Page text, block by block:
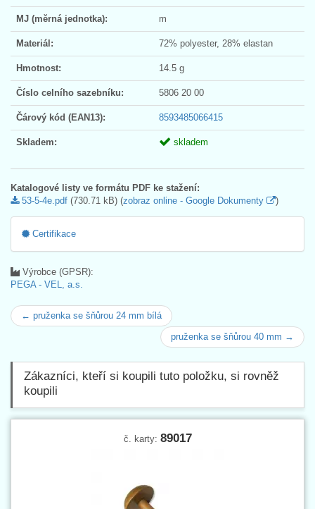
MJ (měrná jednotka): m
Materiál: 72% polyester, 28% elastan
Hmotnost: 14.5 g
Číslo celního sazebníku: 5806 20 00
Čárový kód (EAN13): 8593485066415
Skladem: skladem
Katalogové listy ve formátu PDF ke stažení:
53-5-4e.pdf (730.71 kB) (zobraz online - Google Dokumenty )
Certifikace
Výrobce (GPSR):
PEGA - VEL, a.s.
← pruženka se šňůrou 24 mm bílá
pruženka se šňůrou 40 mm →
Zákazníci, kteří si koupili tuto položku, si rovněž
koupili
č. karty: 89017